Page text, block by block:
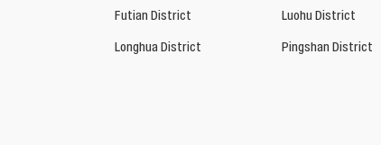
Futian District Luohu District
Longhua District
Pingshan District